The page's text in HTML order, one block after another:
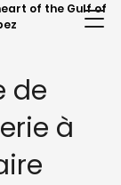
of the Gulf of
de
à